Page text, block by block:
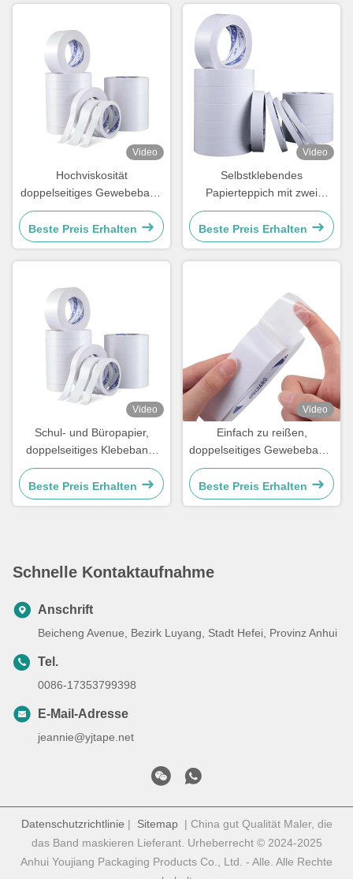
Video
Hochviskosität
doppelseitiges Gewebeband
mit transparenter Gestaltung
und leicht zu zerreißender
Funktion
Beste Preis Erhalten
Video
Selbstklebendes
Papierteppich mit zwei
Seiten
Beste Preis Erhalten
Video
Schul- und Büropapier,
doppelseitiges Klebeband,
wasserdicht, multifunktional
Beste Preis Erhalten
Video
Einfach zu reißen,
doppelseitiges Gewebeband,
hohe Viskosität,
durchsichtiges, starkes
Klebeband
Beste Preis Erhalten
Schnelle Kontaktaufnahme
Anschrift
Beicheng Avenue, Bezirk Luyang, Stadt Hefei, Provinz Anhui
Tel.
0086-17353799398
E-Mail-Adresse
jeannie@yjtape.net
Datenschutzrichtlinie | Sitemap| China gut Qualität Maler, die
das Band maskieren Lieferant. Urheberrecht © 2024-2025
Anhui Youjiang Packaging Products Co., Ltd. - Alle. Alle Rechte